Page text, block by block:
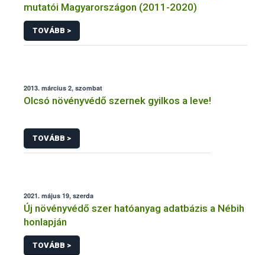
mutatói Magyarországon (2011-2020)
TOVÁBB >
2013. március 2, szombat
Olcsó növényvédő szernek gyilkos a leve!
TOVÁBB >
2021. május 19, szerda
Új növényvédő szer hatóanyag adatbázis a Nébih
honlapján
TOVÁBB >